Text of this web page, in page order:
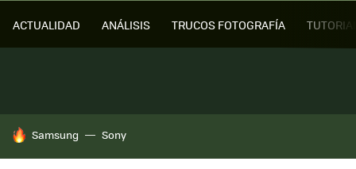
ACTUALIDAD ANÁLISIS TRUCOS FOTOGRAFÍA
HOY SE HABLA DE
Samsung Sony